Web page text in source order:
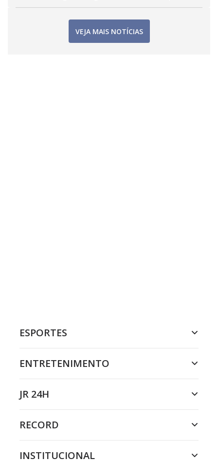
VEJA MAIS NOTÍCIAS
ESPORTES
ENTRETENIMENTO
JR 24H
RECORD
INSTITUCIONAL